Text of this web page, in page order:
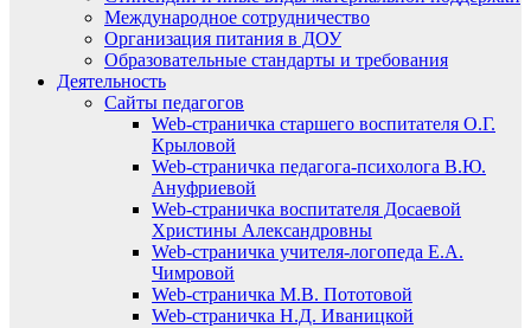
Международное сотрудничество
Организация питания в ДОУ
Образовательные стандарты и требования
Деятельность
Сайты педагогов
Web-страничка старшего воспитателя О.Г.
Крыловой
Web-страничка педагога-психолога В.Ю.
Ануфриевой
Web-страничка воспитателя Досаевой
Христины Александровны
Web-страничка учителя-логопеда Е.А.
Чимровой
Web-страничка М.В. Пототовой
Web-страничка Н.Д. Иваницкой